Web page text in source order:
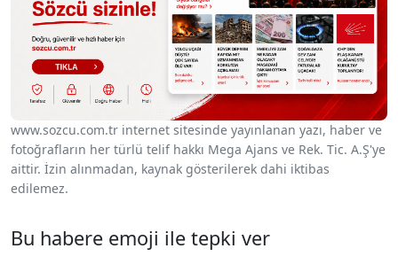
www.sozcu.com.tr internet sitesinde yayınlanan yazı, haber ve
fotoğrafların her türlü telif hakkı Mega Ajans ve Rek. Tic. A.Ş'ye
aittir. İzin alınmadan, kaynak gösterilerek dahi iktibas
edilemez.
Bu habere emoji ile tepki ver